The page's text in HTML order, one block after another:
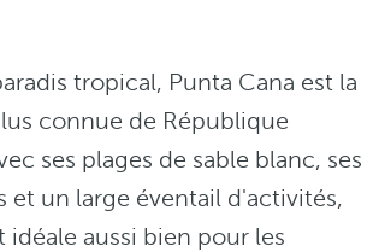
tropical, Punta Cana est la
connue de République
ses plages de sable blanc, ses
et un large éventail d'activités,
idéale aussi bien pour les